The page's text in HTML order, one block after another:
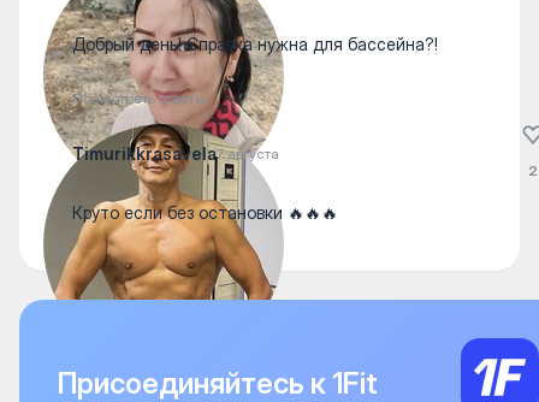
Добрый день! Справка нужна для бассейна?!
Посмотреть ответы
Timurikkrasavela7 августа
Круто если без остановки 🔥🔥🔥
2
Присоединяйтесь к 1Fit